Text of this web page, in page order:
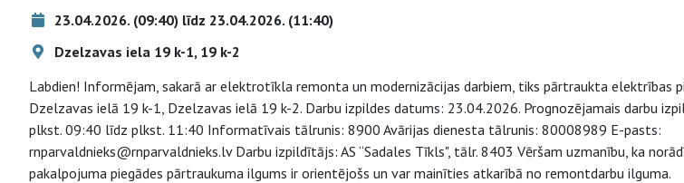
23.04.2026. (09:40) līdz 23.04.2026. (11:40)
Dzelzavas iela 19 k-1, 19 k-2
Labdien! Informējam, sakarā ar elektrotīkla remonta un modernizācijas darbiem, tiks pārtraukta elektrības
Dzelzavas ielā 19 k-1, Dzelzavas ielā 19 k-2. Darbu izpildes datums: 23.04.2026. Prognozējamais darbu
plkst. 09:40 līdz plkst. 11:40 Informatīvais tālrunis: 8900 Avārijas dienesta tālrunis: 80008989 E-pasts:
rnparvaldnieks@rnparvaldnieks.lv Darbu izpildītājs: AS “Sadales Tīkls", tālr. 8403 Vēršam uzmanību, ka
pakalpojuma piegādes pārtraukuma ilgums ir orientējošs un var mainīties atkarībā no remontdarbu ilguma.